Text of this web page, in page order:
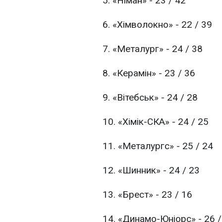
6. «Хімволокно» - 22 / 39
7. «Металург» - 24 / 38
8. «Керамін» - 23 / 36
9. «Вітебськ» - 24 / 28
10. «Хімік-СКА» - 24 / 25
11. «Металургс» - 25 / 24
12. «Шинник» - 24 / 23
13. «Брест» - 23 / 16
14. «Динамо-Юніорс» - 26